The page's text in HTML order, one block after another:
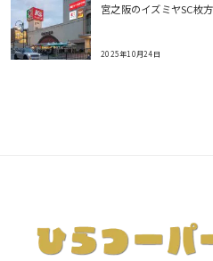
宮之阪のイズミヤSC枚
2025年10月24日